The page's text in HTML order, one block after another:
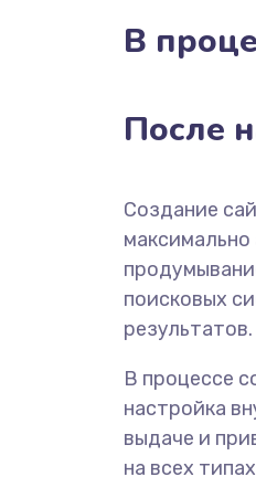
В
После
Создание
поисковых
результатов.
В процессе
настройка
выдаче и
на всех